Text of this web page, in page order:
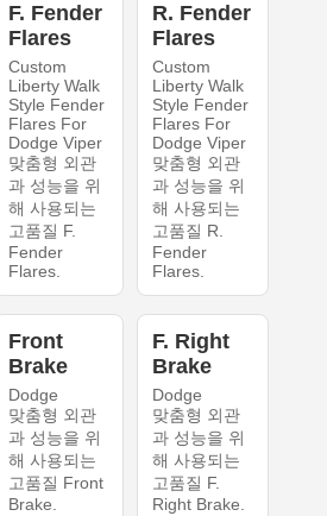
F. Fender
Flares
Custom
Liberty Walk
Style Fender
Flares For
Dodge Viper
맞춤형 외관
과 성능을 위
해 사용되는
고품질 F.
Fender
Flares.
R. Fender
Flares
Custom
Liberty Walk
Style Fender
Flares For
Dodge Viper
맞춤형 외관
과 성능을 위
해 사용되는
고품질 R.
Fender
Flares.
Front
Brake
Dodge
맞춤형 외관
과 성능을 위
해 사용되는
고품질 Front
Brake.
F. Right
Brake
Dodge
맞춤형 외관
과 성능을 위
해 사용되는
고품질 F.
Right Brake.